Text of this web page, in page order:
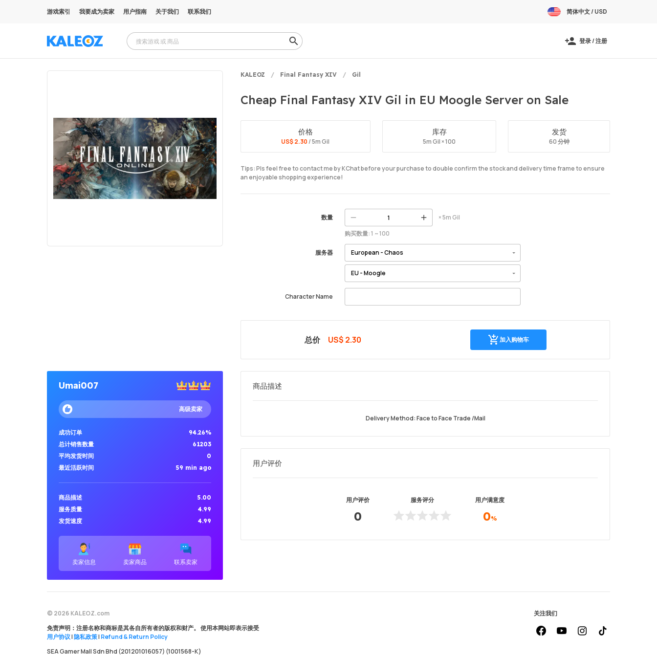
游戏索引 我要成为卖家 用户指南 关于我们 联系我们 简体中文 / USD
登录 / 注册
KALEOZ Final Fantasy XIV Gil
Cheap Final Fantasy XIV Gil in EU Moogle Server on Sale
价格
US$ 2.30 / 5m Gil
库存
5m Gil × 100
发货
60 分钟
Tips: Pls feel free to contact me by KChat before your purchase to double confirm the stock and delivery time frame to ensure
an enjoyable shopping experience!
数量
× 5m Gil
购买数量: 1 ~ 100
服务器
Character Name
总价 US$ 2.30 加入购物车
加
购
物
Umai007
高级卖家
成功订单 94.26%
总计销售数量 61203
平均发货时间 0
最近活跃时间 59 min ago
商品描述 5.00
服务质量 4.99
发货速度 4.99
卖家信息 卖家商品 联系卖家
商品描述
Delivery Method: Face to Face Trade /Mail
用户评价
用户评价
0
服务评分 用户满意度
0%
© 2026 KALEOZ.com
免责声明：注册名称和商标是其各自所有者的版权和财产。 使用本网站即表示接受
用户协议|隐私政策| Refund & Return Policy
SEA Gamer Mall Sdn Bhd (201201016057) (1001568-K)
关注我们